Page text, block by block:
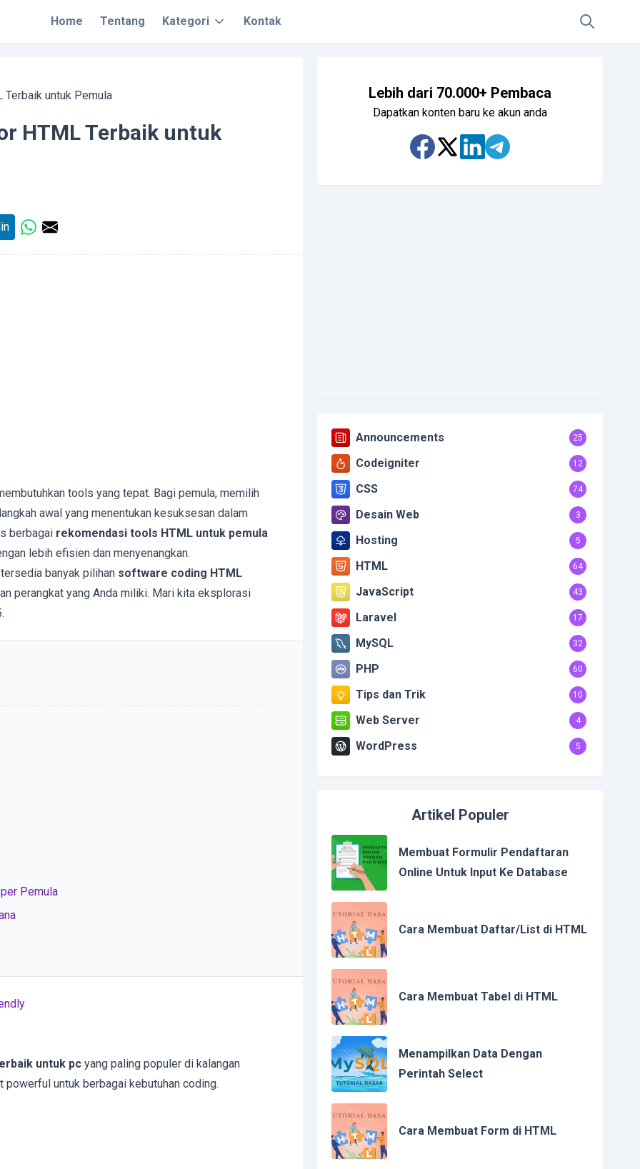
Home Tentang Kategori Kontak
Terbaik untuk Pemula
HTML Terbaik untuk
tools yang tepat. Bagi pemula, memilih
awal yang menentukan kesuksesan dalam
berbagai rekomendasi tools HTML untuk pemula
lebih efisien dan menyenangkan.
banyak pilihan software coding HTML
perangkat yang Anda miliki. Mari kita eksplorasi
Pemula
untuk pc yang paling populer di kalangan
untuk berbagai kebutuhan coding.
Lebih dari 70.000+ Pembaca
Dapatkan konten baru ke akun anda
Announcements 25
Codeigniter 12
CSS 74
Desain Web 3
Hosting 5
HTML 64
JavaScript 43
Laravel 17
MySQL 32
PHP 60
Tips dan Trik 10
Web Server 4
WordPress 5
Artikel Populer
Membuat Formulir Pendaftaran
Online Untuk Input Ke Database
Cara Membuat Daftar/List di HTML
Cara Membuat Tabel di HTML
Menampilkan Data Dengan
Perintah Select
Cara Membuat Form di HTML